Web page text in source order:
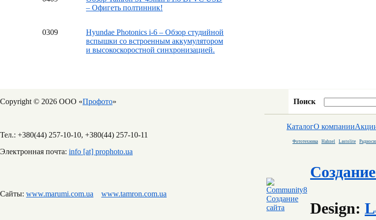
– Офигеть полтинник!
0309
Hyundae Photonics i-6 – Обзор студийной
вспышки со встроенным аккумулятором
и высокоскоростной синхронизацией.
Copyright © 2026 ООО «Профото»
Тел.: +380(44) 257-10-10, +380(44) 257-10-11
Электронная почта: info [at] prophoto.ua
Сайты: www.marumi.com.ua www.tamron.com.ua
Поиск
КаталогО компании
Фототехника Hahnel Lastolite
Design: